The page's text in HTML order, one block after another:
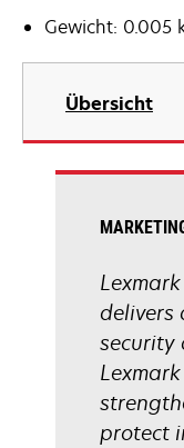
Gewicht: 0.005
Übersicht
security
protect